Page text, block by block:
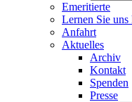
Emeritierte
Lernen Sie uns
Anfahrt
Aktuelles
Archiv
Kontakt
Spenden
Presse